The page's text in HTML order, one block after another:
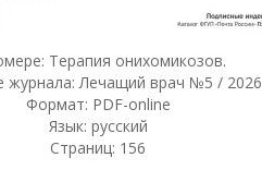
Терапия онихомикозов.
журнала: Лечащий врач №5 / 2026
Формат: PDF-online
Язык: русский
Страниц: 156